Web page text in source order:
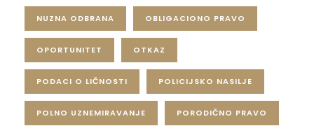
NUZNA ODBRANA OBLIGACIONO PRAVO
OPORTUNITET OTKAZ
PODACI O LIČNOSTI POLICIJSKO NASILJE
POLNO UZNEMIRAVANJE PORODIČNO PRAVO